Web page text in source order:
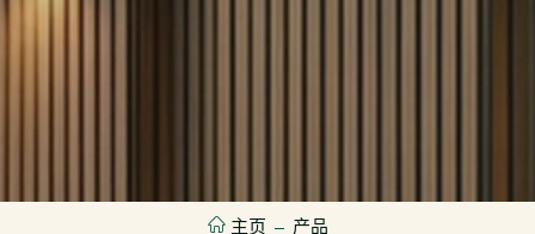
主页 产品